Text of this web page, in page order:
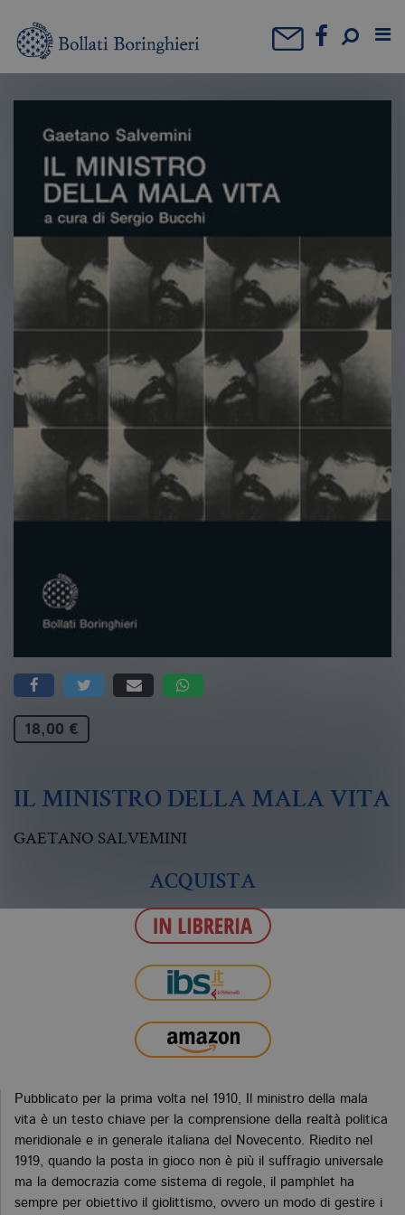
18,00 €
IL MINISTRO DELLA MALA VITA
GAETANO SALVEMINI
ACQUISTA
Pubblicato per la prima volta nel 1910, Il ministro della mala
vita è un testo chiave per la comprensione della realtà politica
meridionale e in generale italiana del Novecento. Riedito nel
1919, quando la posta in gioco non è più il suffragio universale
ma la democrazia come sistema di regole, il pamphlet ha
sempre per obiettivo il giolittismo, ovvero un modo di gestire i